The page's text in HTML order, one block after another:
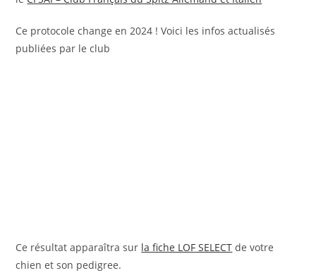
Ce protocole change en 2024 ! Voici les infos actualisés
publiées par le club
Ce résultat apparaîtra sur la fiche LOF SELECT de votre
chien et son pedigree.